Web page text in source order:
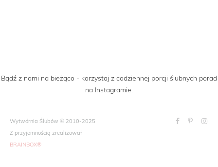
Bądź z nami na bieżąco - korzystaj z codziennej porcji ślubnych porad
na Instagramie.
Wytwórnia Ślubów © 2010-2025
Z przyjemnością zrealizował
BRAINBOX®